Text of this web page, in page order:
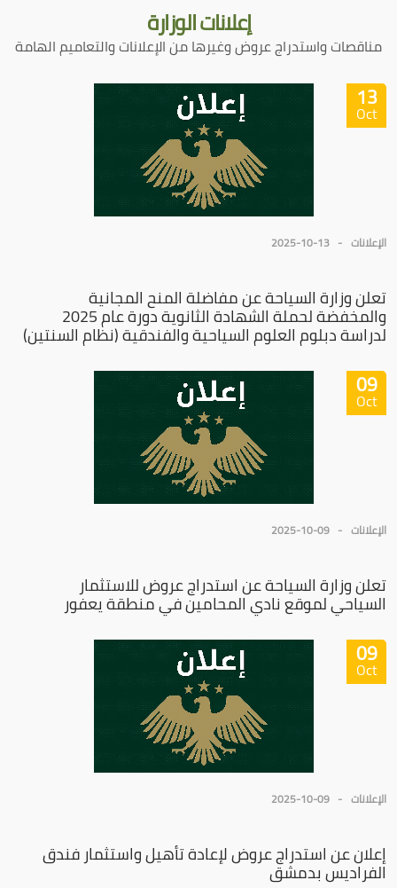
إعلاناتالوزارة
مناقصات واستدراج عروض وغيرها من الإعلانات والتعاميم الهامة
13
Oct
الإعلانات 2025-10-13
تعلن وزارة السياحة عن مفاضلة المنح المجانية
والمخفضة لحملة الشهادة الثانوية دورة عام 2025
لدراسة دبلوم العلوم السياحية والفندقية (نظام السنتين)
09
Oct
الإعلانات 2025-10-09
تعلن وزارة السياحة عن استدراج عروض للاستثمار
السياحي لموقع نادي المحامين في منطقة يعفور
09
Oct
الإعلانات 2025-10-09
إعلان عن استدراج عروض لإعادة تأهيل واستثمار فندق
الفراديس بدمشق